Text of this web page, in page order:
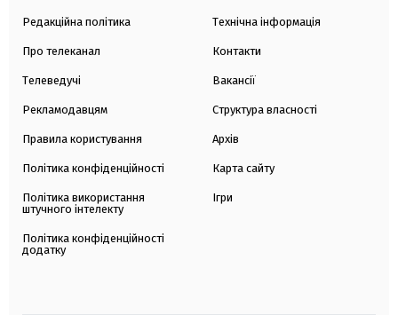
Редакційна політика
Про телеканал
Телеведучі
Рекламодавцям
Правила користування
Політика конфіденційності
Політика використання
штучного інтелекту
Політика конфіденційності
додатку
Технічна інформація
Контакти
Вакансії
Структура власності
Архів
Карта сайту
Ігри